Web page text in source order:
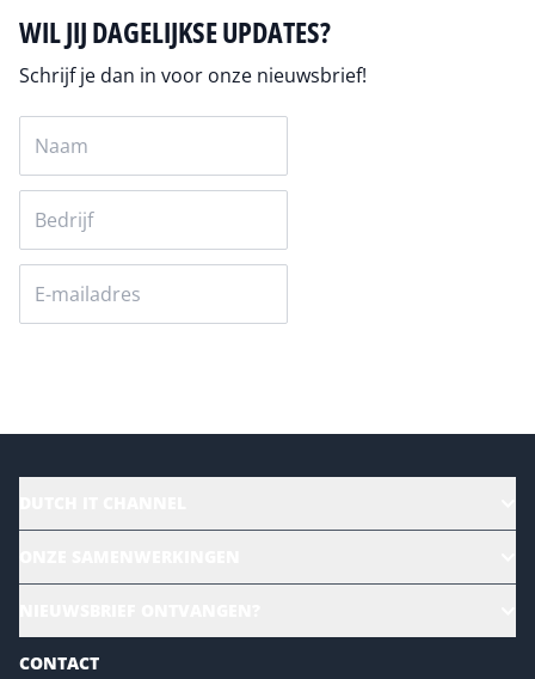
WIL JIJ DAGELIJKSE UPDATES?
Schrijf je dan in voor onze nieuwsbrief!
Magazines
NL Digital
CONTACT